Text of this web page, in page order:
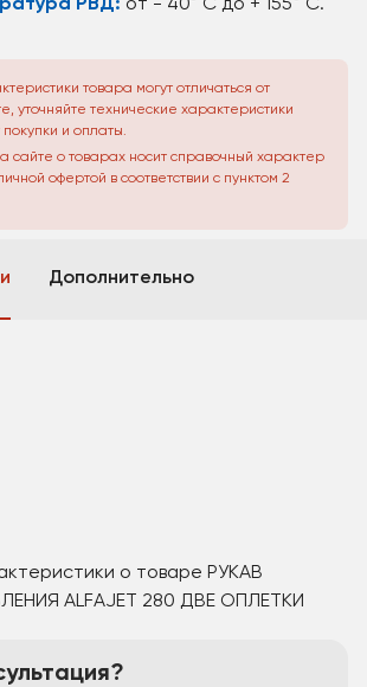
РВД: от - 40° C до + 155° C.
товара могут отличаться от
уточняйте технические характеристики
и оплаты.
сайте о товарах носит справочный характер
офертой в соответствии с пунктом 2
Дополнительно
о товаре РУКАВ
ALFAJET 280 ДВЕ ОПЛЕТКИ